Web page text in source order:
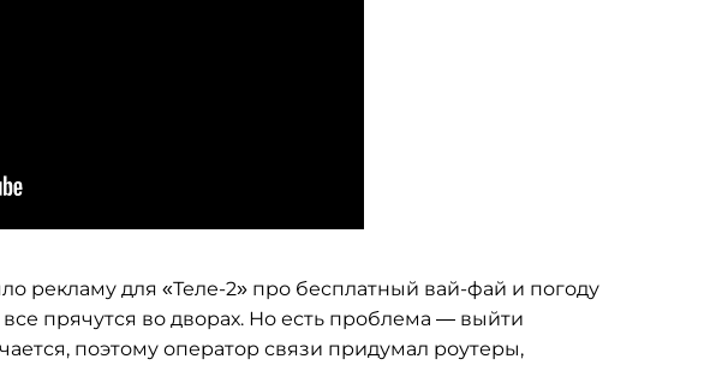
рекламу для «Теле-2» про бесплатный вай-фай и погоду
прячутся во дворах. Но есть проблема — выйти
поэтому оператор связи придумал роутеры,